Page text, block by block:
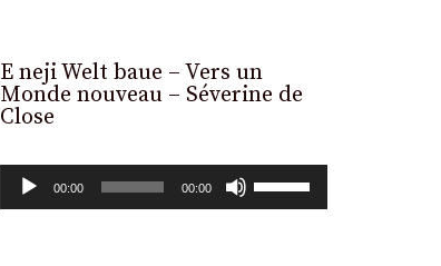
E neji Welt baue – Vers un
Monde nouveau – Séverine de
Close
00:00 00:00
Utilisez
les